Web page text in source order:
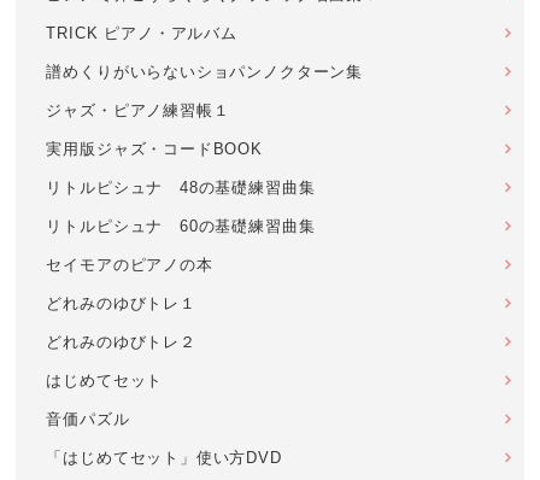
TRICK ピアノ・アルバム
譜めくりがいらないショパンノクターン集
ジャズ・ピアノ練習帳１
実用版ジャズ・コードBOOK
リトルピシュナ 48の基礎練習曲集
リトルピシュナ 60の基礎練習曲集
セイモアのピアノの本
どれみのゆびトレ１
どれみのゆびトレ２
はじめてセット
音価パズル
「はじめてセット」使い方DVD